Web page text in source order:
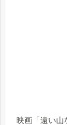
映画「遠い山